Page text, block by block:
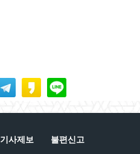
기사제보 불편신고